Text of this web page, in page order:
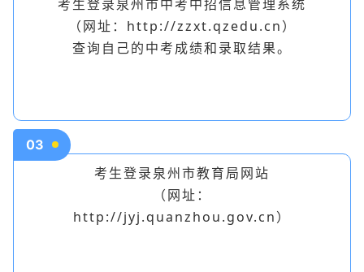
考生登录泉州市中考中招信息管理系统
（网址：http://zzxt.qzedu.cn）
查询自己的中考成绩和录取结果。
03
考生登录泉州市教育局网站
（网址：
http://jyj.quanzhou.gov.cn）